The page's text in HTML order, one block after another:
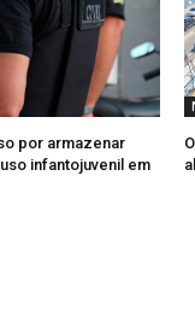
por armazenar
infantojuvenil em